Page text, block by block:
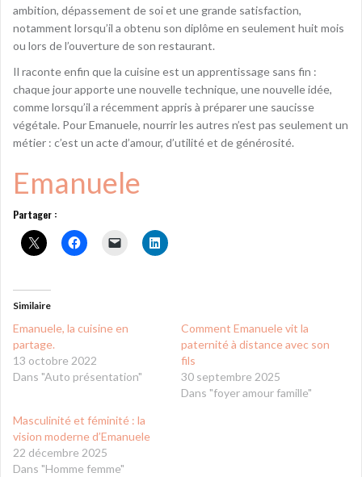
ambition, dépassement de soi et une grande satisfaction,
notamment lorsqu’il a obtenu son diplôme en seulement huit mois
ou lors de l’ouverture de son restaurant.
Il raconte enfin que la cuisine est un apprentissage sans fin :
chaque jour apporte une nouvelle technique, une nouvelle idée,
comme lorsqu’il a récemment appris à préparer une saucisse
végétale. Pour Emanuele, nourrir les autres n’est pas seulement un
métier : c’est un acte d’amour, d’utilité et de générosité.
Emanuele
Partager :
Similaire
Emanuele, la cuisine en
partage.
13 octobre 2022
Dans "Auto présentation"
Comment Emanuele vit la
paternité à distance avec son
fils
30 septembre 2025
Dans "foyer amour famille"
Masculinité et féminité : la
vision moderne d’Emanuele
22 décembre 2025
Dans "Homme femme"